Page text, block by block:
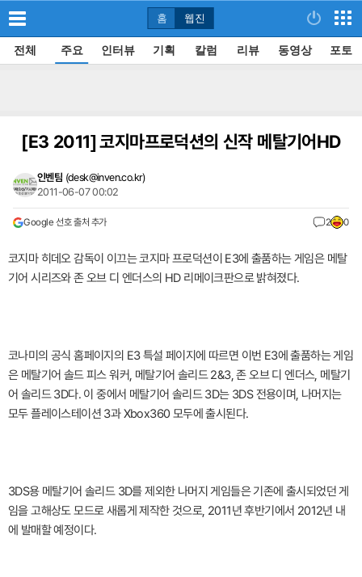
홈 웹진
전체 주요 인터뷰 기획 칼럼 리뷰 동영상 포토
[E3 2011]코지마프로덕션의 신작 메탈기어HD
인벤팀 (desk@inven.co.kr)
2011-06-07 00:02
Google 선호 출처 추가 2 0
코지마 히데오 감독이 이끄는 코지마 프로덕션이 E3에 출품하는 게임은 메탈
기어 시리즈와 존 오브 디 엔더스의 HD 리메이크판으로 밝혀졌다.
코나미의 공식 홈페이지의 E3 특설 페이지에 따르면 이번 E3에 출품하는 게임
은 메탈기어 솔드 피스 워커, 메탈기어 솔리드 2&3, 존 오브 디 엔더스, 메탈기
어 솔리드 3D다. 이 중에서 메탈기어 솔리드 3D는 3DS 전용이며, 나머지는
모두 플레이스테이션 3과 Xbox360 모두에 출시된다.
3DS용 메탈기어 솔리드 3D를 제외한 나머지 게임들은 기존에 출시되었던 게
임을 고해상도 모드로 새롭게 제작한 것으로, 2011년 후반기에서 2012년 내
에 발매할 예정이다.